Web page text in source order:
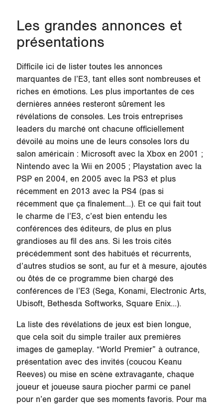
Les grandes annonces et
présentations
Difficile ici de lister toutes les annonces
marquantes de l’E3, tant elles sont nombreuses et
riches en émotions. Les plus importantes de ces
dernières années resteront sûrement les
révélations de consoles. Les trois entreprises
leaders du marché ont chacune officiellement
dévoilé au moins une de leurs consoles lors du
salon américain : Microsoft avec la Xbox en 2001 ;
Nintendo avec la Wii en 2005 ; Playstation avec la
PSP en 2004, en 2005 avec la PS3 et plus
récemment en 2013 avec la PS4 (pas si
récemment que ça finalement…). Et ce qui fait tout
le charme de l’E3, c’est bien entendu les
conférences des éditeurs, de plus en plus
grandioses au fil des ans. Si les trois cités
précédemment sont des habitués et récurrents,
d’autres studios se sont, au fur et à mesure, ajoutés
ou ôtés de ce programme bien chargé des
conférences de l’E3 (Sega, Konami, Electronic Arts,
Ubisoft, Bethesda Softworks, Square Enix…).
La liste des révélations de jeux est bien longue,
que cela soit du simple trailer aux premières
images de gameplay. “World Premier” à outrance,
présentation avec des invités (coucou Keanu
Reeves) ou mise en scène extravagante, chaque
joueur et joueuse saura piocher parmi ce panel
pour n’en garder que ses moments favoris. Pour ma